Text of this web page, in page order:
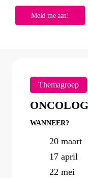
Meld me aan!
Themagroep
WANNEER?
20 maart
17 april
22 mei